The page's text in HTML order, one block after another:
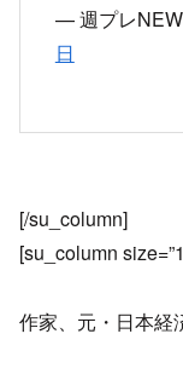
— 週プレ
日
[/su_column]
[su_column
作家、元・日本経